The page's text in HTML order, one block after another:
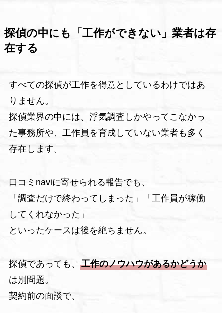
探偵の中にも「工作ができない」業者は存
在する
すべての探偵が工作を得意としているわけではあ
りません。
探偵業界の中には、浮気調査しかやってこなかっ
た事務所や、工作員を育成していない業者も多く
存在します。
口コミnaviに寄せられる報告でも、
「調査だけで終わってしまった」「工作員が稼働
してくれなかった」
といったケースは後を絶ちません。
探偵であっても、 工作のノウハウがあるかどうか
は別問題。
契約前の面談で、